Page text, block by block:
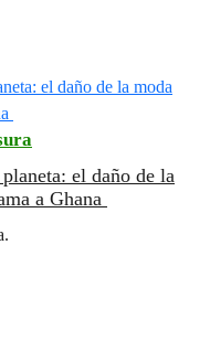
el daño de la
a Ghana